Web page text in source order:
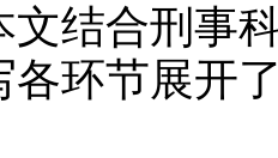
文结合刑事
各环节展开